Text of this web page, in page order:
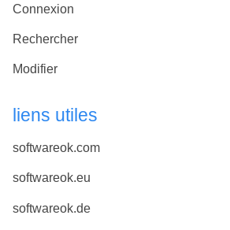
Connexion
Rechercher
Modifier
liens utiles
softwareok.com
softwareok.eu
softwareok.de